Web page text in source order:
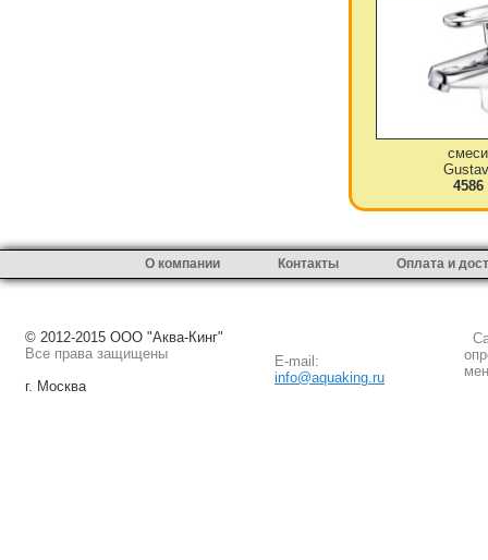
4586
О компании Контакты Оплата и
© 2012-2015 ООО "Аква-Кинг"
Все права защищены
г. Москва
E-mail:
info@aquaking.ru